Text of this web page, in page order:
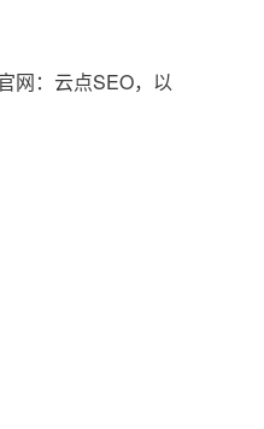
网：云点SEO，以